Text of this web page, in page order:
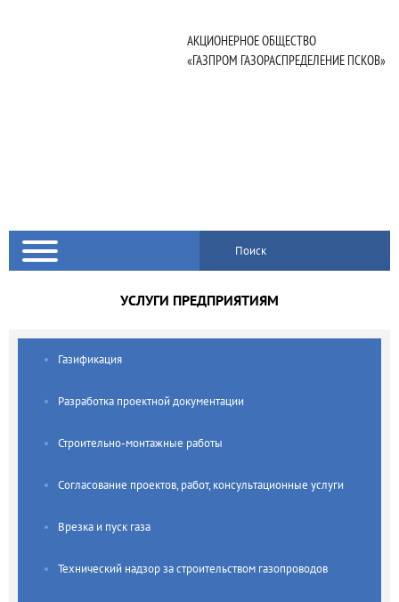
АКЦИОНЕРНОЕ ОБЩЕСТВО
«ГАЗПРОМ ГАЗОРАСПРЕДЕЛЕНИЕ ПСКОВ»
Поиск
УСЛУГИ ПРЕДПРИЯТИЯМ
Газификация
Разработка проектной документации
Строительно-монтажные работы
Согласование проектов, работ, консультационные услуги
Врезка и пуск газа
Технический надзор за строительством газопроводов